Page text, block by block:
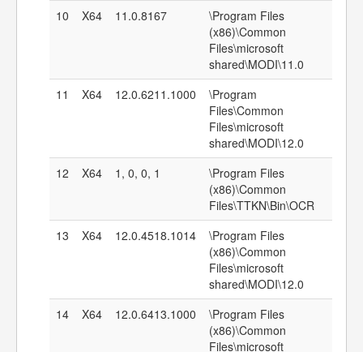
10
X64 11.0.8167
\Program Files
(x86)\Common
Files\microsoft
shared\MODI\11.0
11
X64 12.0.6211.1000
\Program
Files\Common
Files\microsoft
shared\MODI\12.0
12
X64 1, 0, 0, 1
\Program Files
(x86)\Common
Files\TTKN\Bin\OCR
13
X64 12.0.4518.1014
\Program Files
(x86)\Common
Files\microsoft
shared\MODI\12.0
14
X64 12.0.6413.1000
\Program Files
(x86)\Common
Files\microsoft